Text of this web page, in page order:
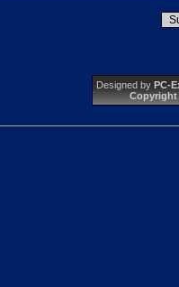
Designed by PC-
Copyright